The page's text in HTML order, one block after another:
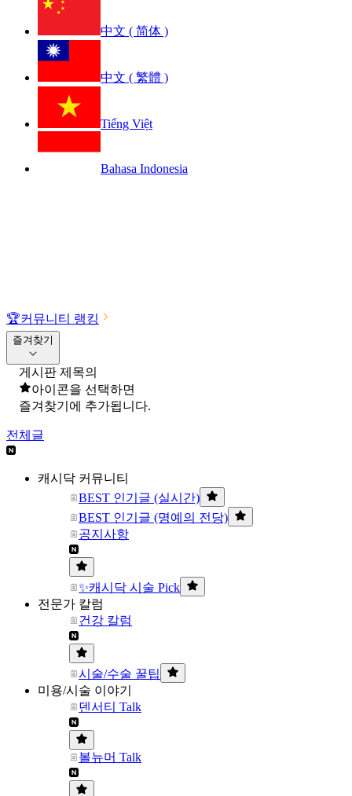
中文 ( 简体 )
中文 ( 繁體 )
Tiếng Việt
Bahasa Indonesia
🏆커뮤니티 랭킹
즐겨찾기
게시판 제목의
아이콘을 선택하면
즐겨찾기에 추가됩니다.
전체글
캐시닥 커뮤니티
BEST 인기글 (실시간)
BEST 인기글 (명예의 전당)
공지사항
✨캐시닥 시술 Pick
전문가 칼럼
건강 칼럼
시술/수술 꿀팁
미용/시술 이야기
덴서티 Talk
볼뉴머 Talk